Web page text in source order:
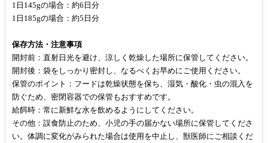
1日145gの場合：約6日分
1日185gの場合：約5日分
保存方法・注意事項
開封前：直射日光を避け、涼しく乾燥した場所に保管してください。
開封後：袋をしっかり密封し、なるべくお早めにご使用ください。
保管のポイント：フードは乾燥状態を保ち、湿気・酸化・虫の混入を
防ぐため、密閉容器での保管もおすすめです。
給餌時：常に新鮮な水を飲めるようにしてください。
その他：誤食防止のため、小児の手の届かない場所に保管してくださ
い。体調に変化がみられた場合は使用を中止し、獣医師にご相談くだ